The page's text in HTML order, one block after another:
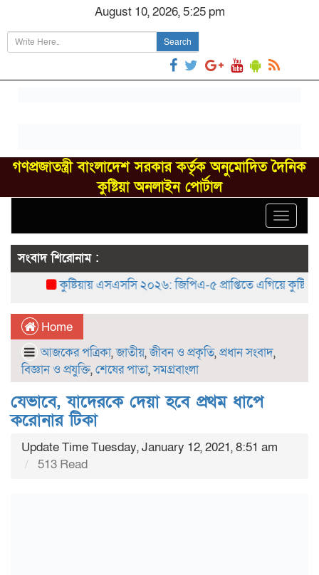
August 10, 2026, 5:25 pm
Search
গণপ্রজাতন্ত্রী বাংলাদেশ সরকার কর্তৃক অনুমোদিত দৈনিক
কুষ্টিয়া অনলাইন পোর্টাল
Toggle
সংবাদ শিরোনাম :
কুষ্টিয়ায় এসএসসি ২০২৬: জিপিএ-৫ প্রাপ্তিতে এগিয়ে কুষ্টিয়া
Home
আজকের পত্রিকা,জাতীয়,জীবন ও প্রকৃতি,প্রধান সংবাদ,
বিজ্ঞান ও প্রযুক্তি,শেষের পাতা,সমগ্রবাংলা
যেভাবে, যাদেরকে দেয়া হবে প্রথম ধাপে
করোনার টিকা
Update Time Tuesday, January 12, 2021, 8:51 am
513 Read